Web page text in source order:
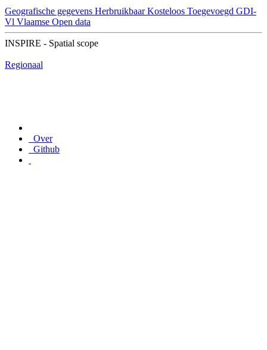
Geografische gegevens Herbruikbaar Kosteloos Toegevoegd GDI-
Vl Vlaamse Open data
INSPIRE - Spatial scope
Regionaal
Over
Github